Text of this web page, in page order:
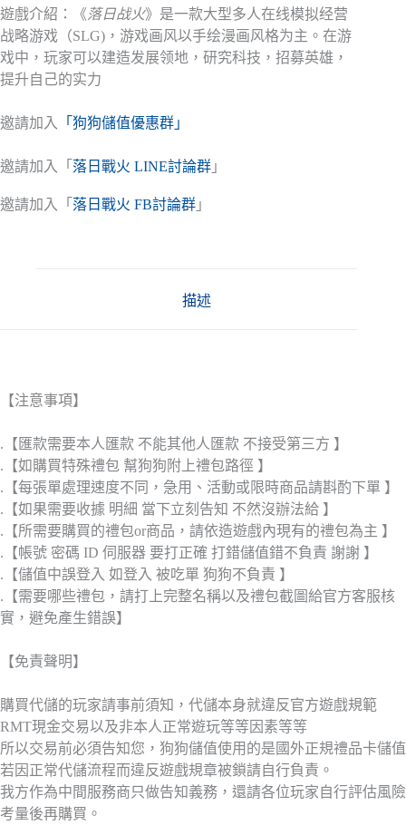
範
圍：
NT$30
到
遊戲介紹：《落日战火》是一款大型多人在线模拟经营
战略游戏（SLG)，游戏画风以手绘漫画风格为主。在游
戏中，玩家可以建造发展领地，研究科技，招募英雄，
提升自己的实力
邀請加入 「狗狗儲值優惠群」
邀請加入「 落日戰火 LINE討論群 」
邀請加入「 落日戰火 FB討論群 」
描述
【注意事項】
.【匯款需要本人匯款 不能其他人匯款 不接受第三方 】
.【如購買特殊禮包 幫狗狗附上禮包路徑 】
.【每張單處理速度不同，急用、活動或限時商品請斟酌下單 】
.【如果需要收據 明細 當下立刻告知 不然沒辦法給 】
.【所需要購買的禮包or商品，請依造遊戲內現有的禮包為主 】
.【帳號 密碼 ID 伺服器 要打正確 打錯儲值錯不負責 謝謝 】
.【儲值中誤登入 如登入 被吃單 狗狗不負責 】
.【需要哪些禮包，請打上完整名稱以及禮包截圖給官方客服核
實，避免產生錯誤】
【免責聲明】
購買代儲的玩家請事前須知，代儲本身就違反官方遊戲規範
RMT現金交易以及非本人正常遊玩等等因素等等
所以交易前必須告知您，狗狗儲值使用的是國外正規禮品卡儲值
若因正常代儲流程而違反遊戲規章被鎖請自行負責。
我方作為中間服務商只做告知義務，還請各位玩家自行評估風險
考量後再購買。